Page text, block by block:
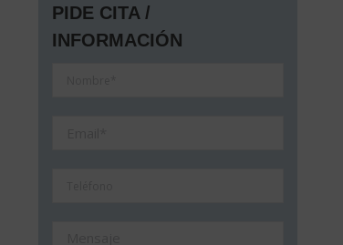
PIDE CITA /
INFORMACIÓN